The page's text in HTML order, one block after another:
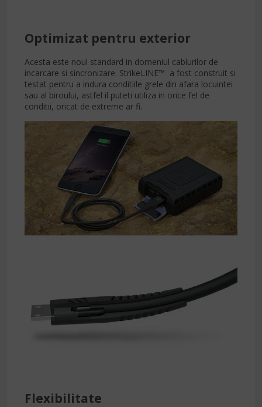
Optimizat pentru exterior
Acesta este noul standard in domeniul cablurilor de
incarcare si sincronizare. StrikeLINE™ a fost construit si
testat pentru a indura conditiile grele din afara locuintei
sau al biroului, astfel il puteti utiliza in orice fel de
conditii, oricat de extreme ar fi.
Flexibilitate